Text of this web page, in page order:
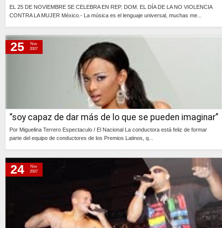
EL 25 DE NOVIEMBRE SE CELEBRA EN REP. DOM. EL DÍA DE LA NO VIOLENCIA
CONTRA LA MUJER México.- La música es el lenguaje universal, muchas me...
“soy capaz de dar más de lo que se pueden imaginar”
Por Miguelina Terrero Espectaculo / El Nacional La conductora está feliz de formar
parte del equipo de conductores de los Premios Latinos, q...
25
Nov
2007
24
Nov
2007